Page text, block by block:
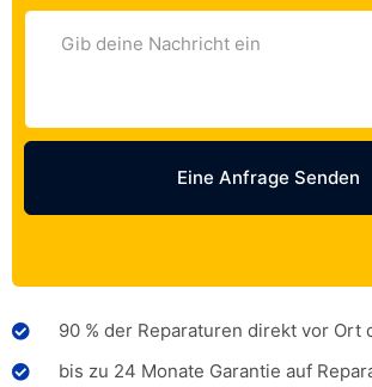
Eine Anfrage Senden
90 % der Reparaturen direkt vor Ort
bis zu 24 Monate Garantie auf